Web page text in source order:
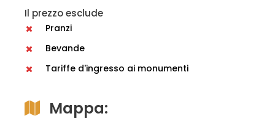
Il prezzo esclude
Pranzi
Bevande
Tariffe d'ingresso ai monumenti
Mappa: